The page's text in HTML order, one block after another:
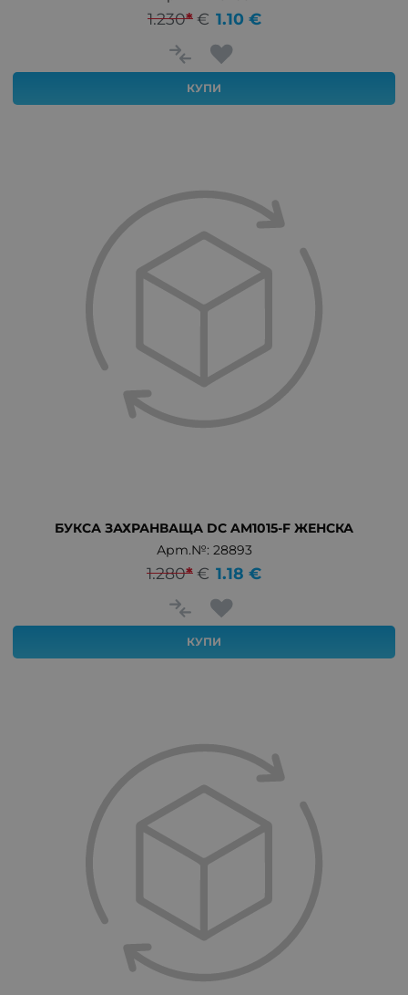
1.230* € 1.10 €
КУПИ
БУКСА ЗАХРАНВАЩА DC AM1015-F ЖЕНСКА
Арт.№: 28893
1.280*€ 1.18 €
КУПИ